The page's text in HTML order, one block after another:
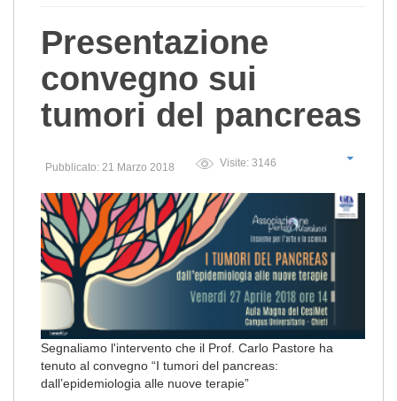
Presentazione
convegno sui
tumori del pancreas
Pubblicato: 21 Marzo 2018 Visite: 3146
Segnaliamo l'intervento che il Prof. Carlo Pastore ha
tenuto al convegno “I tumori del pancreas:
dall’epidemiologia alle nuove terapie”